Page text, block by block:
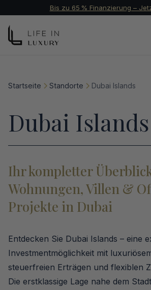
Bis zu 65 % Finanzierung –
Startseite Standorte Dubai Islands
Dubai Islands
Ihr kompletter
Wohnungen, Villen &
Projekte in Dubai
Entdecken Sie Dubai Islands – eine
Investmentmöglichkeit mit
steuerfreien Erträgen und flexiblen
Die erstklassige Lage nahe dem